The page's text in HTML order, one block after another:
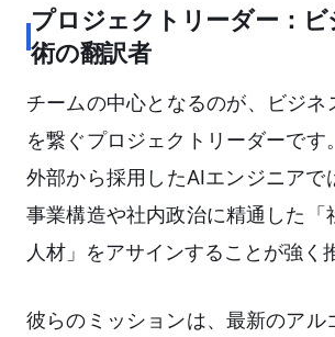
プロジェクトリーダー：
術の翻訳者
チームの中心となるのが、ビジネ
を繋ぐプロジェクトリーダーです
外部から採用したAIエンジニアで
事業構造や社内政治に精通した「
人材」をアサインすることが強く
彼らのミッションは、最新のアル